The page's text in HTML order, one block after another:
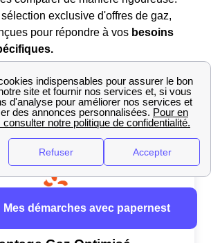
exclusive d'offres de gaz,
pour répondre à vos besoins
quête de tarifs avantageux, d'options
de l'environnement ou de services
notre sélection d'offres de gaz
Mes démarches avec papernest